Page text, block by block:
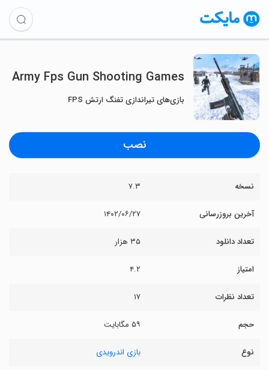
Army Fps Gun Shooting Games
بازی‌های تیراندازی تفنگ ارتش FPS
نصب
نسخه ۷.۳
آخرین بروزرسانی ۱۴۰۲/۰۶/۲۷
تعداد دانلود ۳۵ هزار
امتیاز ۴.۲
تعداد نظرات ۱۷
حجم ۵۹ مگابایت
نوع بازی اندرویدی